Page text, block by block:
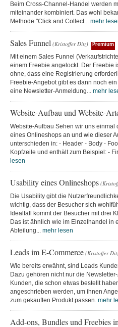
Beim Cross-Channel-Handel werden
miteinander kombiniert. Das wohl
Methode "Click and Collect... mehr
Sales Funnel (Kristoffer Ditz) Premium
Mit einem Sales Funnel
einem Freebie angelockt. Der Freebie
ohne, dass eine Registrierung
Freebie-Angebot gibt es dann noch
eine Newsletter-Anmeldung... mehr
Website-Aufbau und Website-
Website-Aufbau Sehen wir uns einmal
eines Onlineshops an und wie dieser
unterschieden in: - Header - Body -
Kopfzeile und enthält zum Beispiel: -
lesen
Usability eines Onlineshops
Die Usability gibt die
wichtig, dass der Besucher sich
Idealfall kommt der Besucher mit drei
Das ist ähnlich wie im Einzelhandel in
Abteilung... mehr lesen
Leads im E-Commerce (Kristoffer
Wie bereits erwähnt, sind Leads
Dazu gehören nicht nur die
Kunden, die schon etwas bestellt
angeschrieben werden, um ihnen
zum gekauften Produkt passen. mehr
Add-ons, Bundles und Freebies